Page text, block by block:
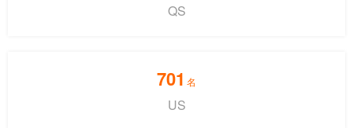
QS
701 名
US